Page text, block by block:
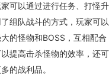
可以通过进行任务、打怪
组队战斗的方式，玩家可
的怪物和BOSS，互相配合
提高击杀怪物的效率，还
的战利品。